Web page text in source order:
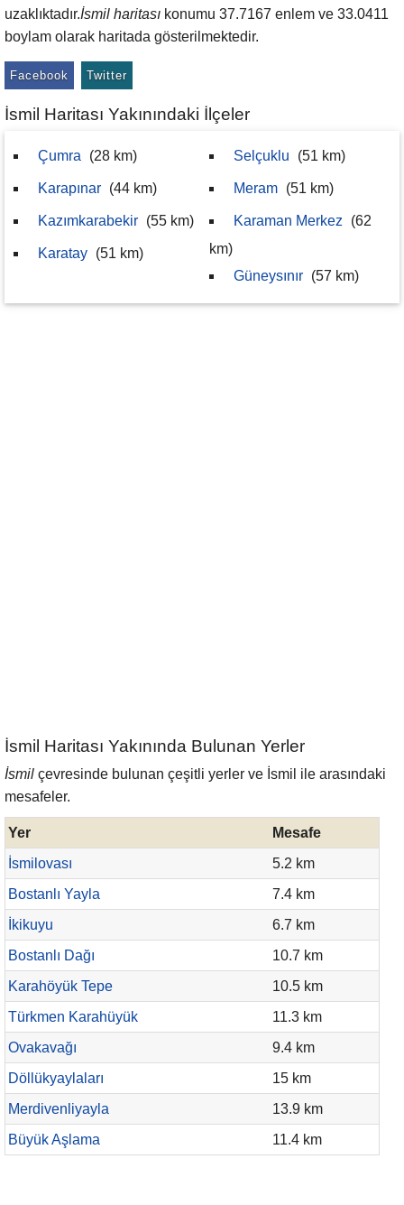
uzaklıktadır.İsmil haritası konumu 37.7167 enlem ve 33.0411
boylam olarak haritada gösterilmektedir.
Facebook Twitter
İsmil Haritası Yakınındaki İlçeler
Çumra (28 km)
Karapınar (44 km)
Kazımkarabekir (55 km)
Karatay (51 km)
Selçuklu (51 km)
Meram (51 km)
Karaman Merkez
(62
km)
Güneysınır (57 km)
İsmil Haritası Yakınında Bulunan Yerler
İsmil çevresinde bulunan çeşitli yerler ve İsmil ile arasındaki
mesafeler.
Yer
Mesafe
İsmilovası
5.2 km
Bostanlı Yayla
7.4 km
İkikuyu
6.7 km
Bostanlı Dağı
10.7 km
Karahöyük Tepe
10.5 km
Türkmen Karahüyük
11.3 km
Ovakavağı
9.4 km
Döllükyaylaları
15 km
Merdivenliyayla
13.9 km
Büyük Aşlama
11.4 km